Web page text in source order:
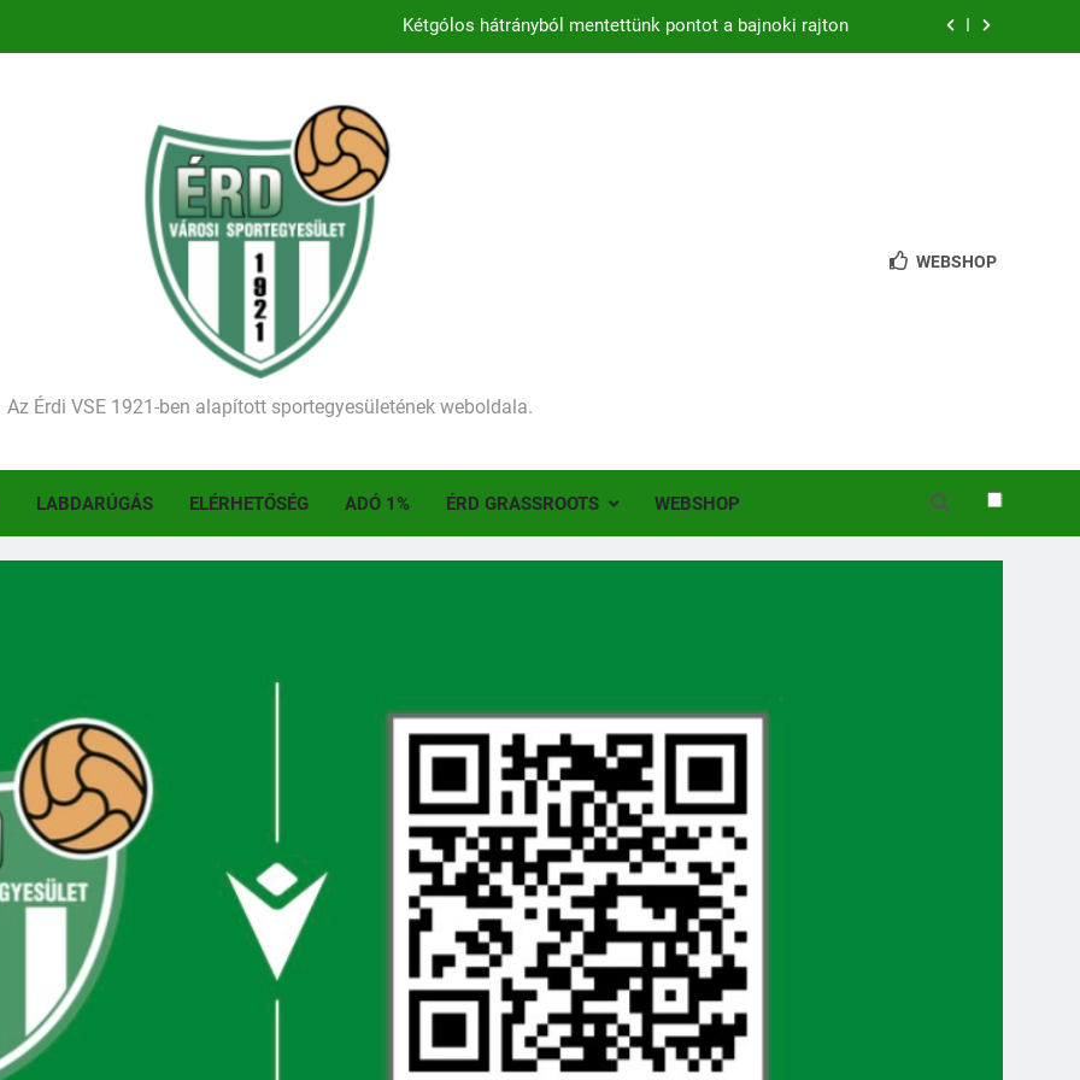
Kétgólos hátrányból mentettünk pontot a bajnoki rajton
Történelmet írt az I. Érdi Football Fesztivál – több mint 200 játékos lépett pályára Érden
Ellenfelünk visszalépése miatt játék nélkül jutottunk tovább a MOL Magyar Kupában
Kezdődik a 2026–2027-es szezon – hazai pályán rajtol az Érdi VSE!
Történelmet írt az I. Érdi Football Fesztivál – több mint 200 játékos lépett pályára Érden
Az Érdi VSE 1921-ben alapított sportegyesületének weboldala.
WEBSHOP
LABDARÚGÁS ELÉRHETŐSÉG ADÓ 1% ÉRD GRASSROOTS WEBSHOP